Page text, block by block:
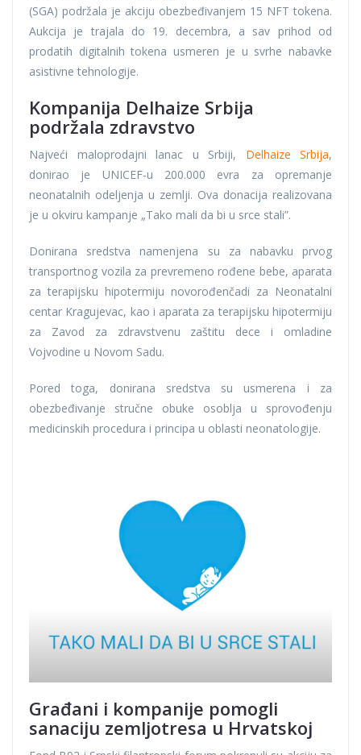
(SGA) podržala je akciju obezbeđivanjem 15 NFT tokena.
Aukcija je trajala do 19. decembra, a sav prihod od
prodatih digitalnih tokena usmeren je u svrhe nabavke
asistivne tehnologije.
Kompanija Delhaize Srbija
podržala zdravstvo
Najveći maloprodajni lanac u Srbiji, Delhaize Srbija,
donirao je UNICEF-u 200.000 evra za opremanje
neonatalnih odeljenja u zemlji. Ova donacija realizovana
je u okviru kampanje „Tako mali da bi u srce stali”.
Donirana sredstva namenjena su za nabavku prvog
transportnog vozila za prevremeno rođene bebe, aparata
za terapijsku hipotermiju novorođenčadi za Neonatalni
centar Kragujevac, kao i aparata za terapijsku hipotermiju
za Zavod za zdravstvenu zaštitu dece i omladine
Vojvodine u Novom Sadu.
Pored toga, donirana sredstva su usmerena i za
obezbeđivanje stručne obuke osoblja u sprovođenju
medicinskih procedura i principa u oblasti neonatologije.
Građani i kompanije pomogli
sanaciju zemljotresa u Hrvatskoj